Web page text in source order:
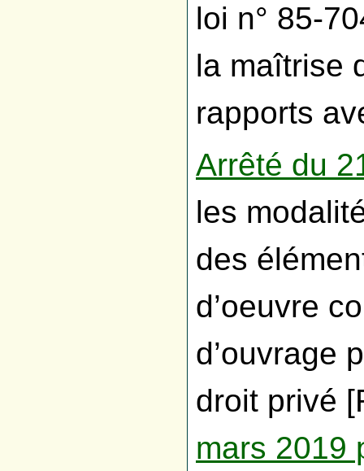
loi n° 85-
la maîtrise
rapports
Arrêté du
les
des
d’oeuvre
d’ouvrage
droit privé
mars 2019